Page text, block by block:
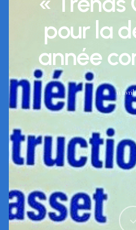
pour la
année
11 avril